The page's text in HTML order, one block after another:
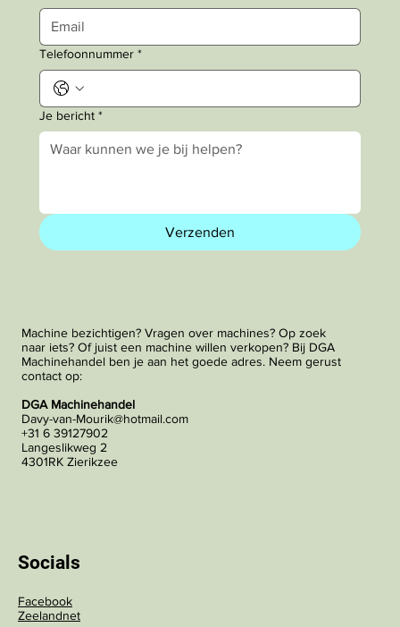
Socials
Facebook
Zeelandnet
Telefoonnummer *
Je bericht *
Verzenden
Machine bezichtigen? Vragen over machines? Op zoek
naar iets? Of juist een machine willen verkopen? Bij DGA
Machinehandel ben je aan het goede adres. Neem gerust
contact op:
DGA Machinehandel
Davy-van-Mourik@hotmail.com
+31 6 39127902
Langeslikweg 2
4301RK Zierikzee